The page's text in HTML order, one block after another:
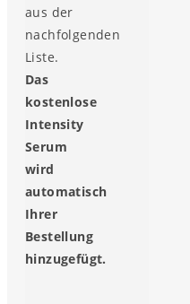
aus der
nachfolgenden
Liste.
Das
kostenlose
Intensity
Serum
wird
automatisch
Ihrer
Bestellung
hinzugefügt.